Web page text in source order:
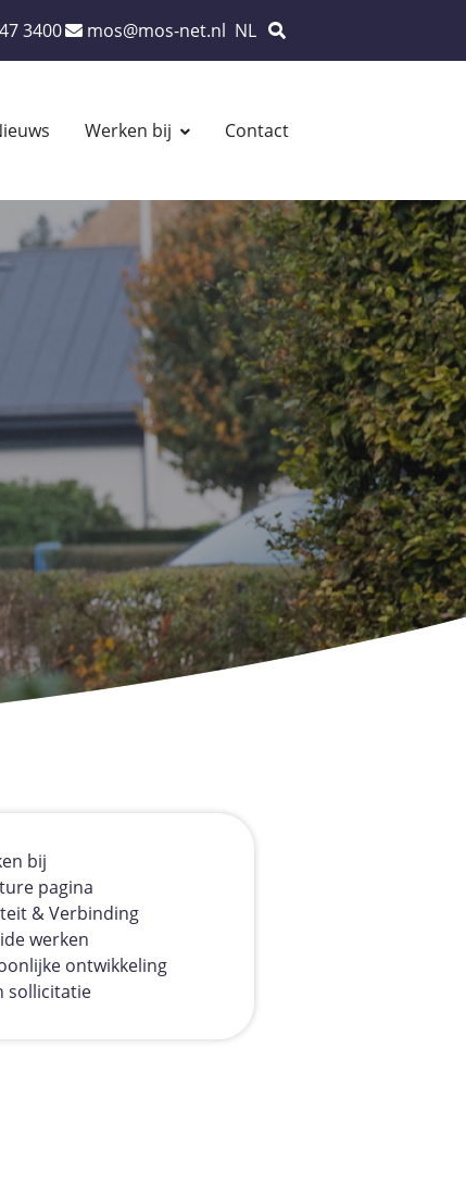
Werken bij Contact
3400Ons
emailadres:
mos@mos-net.nl NL
bij
pagina
& Verbinding
werken
ontwikkeling
sollicitatie